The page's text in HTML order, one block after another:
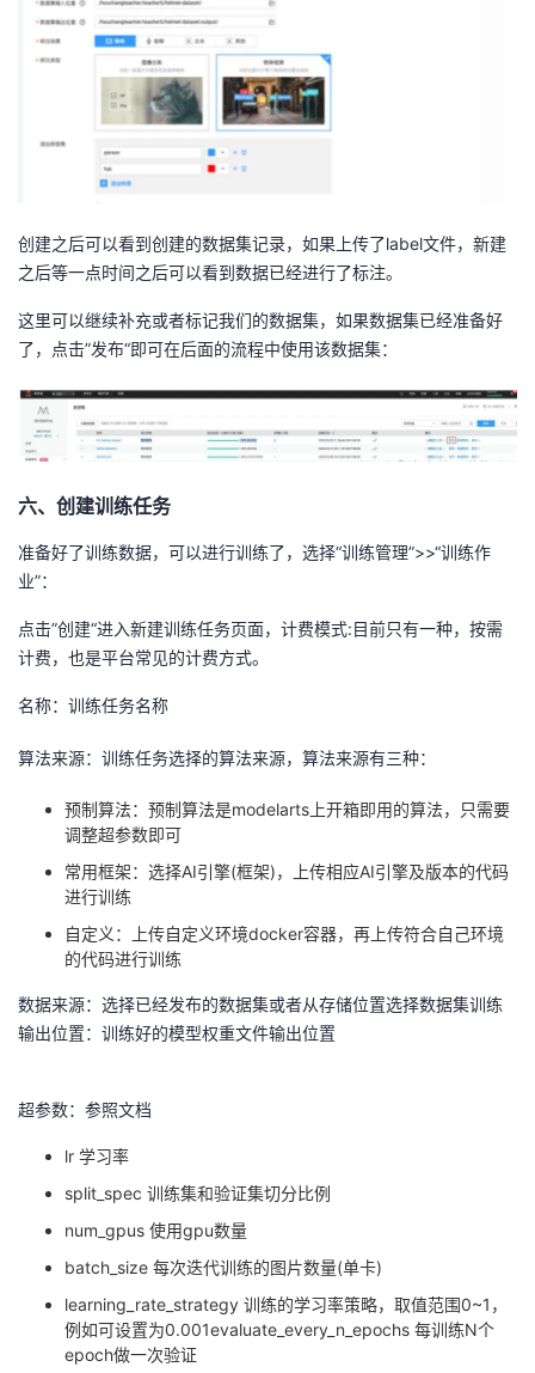
创建之后可以看到创建的数据集记录，如果上传了label文件，新建
之后等一点时间之后可以看到数据已经进行了标注。
这里可以继续补充或者标记我们的数据集，如果数据集已经准备好
了，点击”发布“即可在后面的流程中使用该数据集：
六、创建训练任务
准备好了训练数据，可以进行训练了，选择“训练管理”>>“训练作
业”：
点击”创建“进入新建训练任务⻚面，计费模式:目前只有一种，按需
计费，也是平台常⻅的计费方式。
名称：训练任务名称
算法来源：训练任务选择的算法来源，算法来源有三种：
预制算法：预制算法是modelarts上开箱即用的算法，只需要
调整超参数即可
常用框架：选择AI引擎(框架)，上传相应AI引擎及版本的代码
进行训练
自定义：上传自定义环境docker容器，再上传符合自己环境
的代码进行训练
数据来源：选择已经发布的数据集或者从存储位置选择数据集训练
输出位置：训练好的模型权重文件输出位置
超参数：参照文档
lr 学习率
split_spec 训练集和验证集切分比例
num_gpus 使用gpu数量
batch_size 每次迭代训练的图片数量(单卡)
learning_rate_strategy 训练的学习率策略，取值范围0~1，
例如可设置为0.001evaluate_every_n_epochs 每训练N个
epoch做一次验证